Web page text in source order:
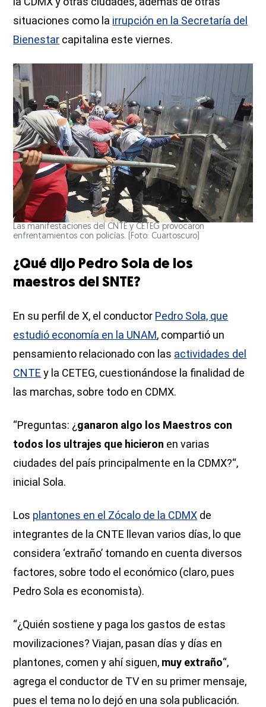
situaciones como la irrupción en la Secretaría del
Bienestar capitalina este viernes.
Las manifestaciones del CNTE y CETEG provocaron
enfrentamientos con policías. (Foto: Cuartoscuro)
¿Qué dijo Pedro Sola de los
maestros del SNTE?
En su perfil de X, el conductor Pedro Sola, que
estudió economía en la UNAM, compartió un
pensamiento relacionado con las actividades del
CNTE y la CETEG, cuestionándose la finalidad de
las marchas, sobre todo en CDMX.
“Preguntas: ¿ganaron algo los Maestros con
todos los ultrajes que hicieron en varias
ciudades del país principalmente en la CDMX?“,
inicial Sola.
Los plantones en el Zócalo de la CDMX de
integrantes de la CNTE llevan varios días, lo que
considera ‘extraño’ tomando en cuenta diversos
factores, sobre todo el económico (claro, pues
Pedro Sola es economista).
“¿Quién sostiene y paga los gastos de estas
movilizaciones? Viajan, pasan días y días en
plantones, comen y ahí siguen, muy extraño“,
agrega el conductor de TV en su primer mensaje,
pues el tema no lo dejó en una sola publicación.